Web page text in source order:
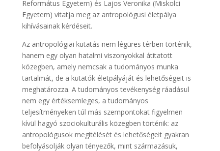
Református Egyetem) és Lajos Veronika (Miskolci
Egyetem) vitatja meg az antropológusi életpálya
kihívásainak kérdéseit.
Az antropológiai kutatás nem légüres térben történik,
hanem egy olyan hatalmi viszonyokkal átitatott
közegben, amely nemcsak a tudományos munka
tartalmát, de a kutatók életpályáját és lehetőségeit is
meghatározza. A tudományos tevékenység ráadásul
nem egy értéksemleges, a tudományos
teljesítményeken túl más szempontokat figyelmen
kívül hagyó szociokulturális közegben történik: az
antropológusok megítélését és lehetőségeit gyakran
befolyásolják olyan tényezők, mint származásuk,